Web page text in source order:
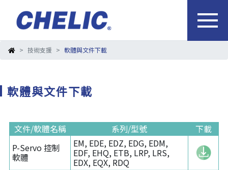
技術支援 軟體與文件下載
軟體與文件下載
文件/軟體名稱 系列/型號
下載
P-Servo 控制
軟體
EM, EDE, EDZ, EDG, EDM,
EDF, EHQ, ETB, LRP, LRS,
EDX, EQX, RDQ